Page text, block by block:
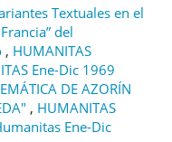
Textuales en el
del
, HUMANITAS
Ene-Dic 1969
DE AZORÍN
, HUMANITAS
Ene-Dic